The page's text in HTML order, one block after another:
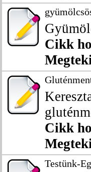
Cikk
Cikk
Testünk-